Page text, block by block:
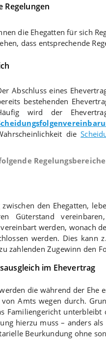
Regelungen
die Ehegatten für sich
dass entsprechende
Abschluss eines
bestehenden
wird der
die
zwischen den Ehegatten,
Güterstand
werden, wonach
werden. Dies
zahlenden Zugewinn den
im Ehevertrag
die während der
von Amts wegen durch.
Familiengericht unterbleibt
hierzu muss – anders
Beurkundung ohne